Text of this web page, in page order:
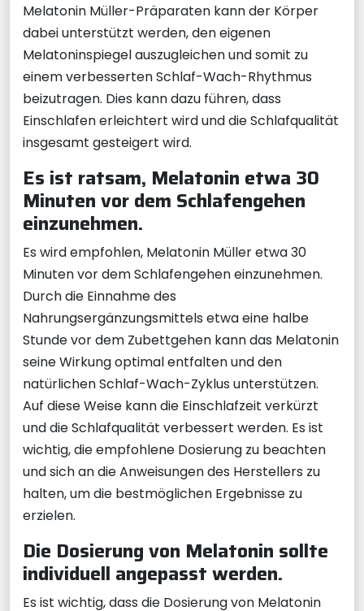
Melatonin Müller-Präparaten kann der Körper
dabei unterstützt werden, den eigenen
Melatoninspiegel auszugleichen und somit zu
einem verbesserten Schlaf-Wach-Rhythmus
beizutragen. Dies kann dazu führen, dass
Einschlafen erleichtert wird und die Schlafqualität
insgesamt gesteigert wird.
Es ist ratsam, Melatonin etwa 30
Minuten vor dem Schlafengehen
einzunehmen.
Es wird empfohlen, Melatonin Müller etwa 30
Minuten vor dem Schlafengehen einzunehmen.
Durch die Einnahme des
Nahrungsergänzungsmittels etwa eine halbe
Stunde vor dem Zubettgehen kann das Melatonin
seine Wirkung optimal entfalten und den
natürlichen Schlaf-Wach-Zyklus unterstützen.
Auf diese Weise kann die Einschlafzeit verkürzt
und die Schlafqualität verbessert werden. Es ist
wichtig, die empfohlene Dosierung zu beachten
und sich an die Anweisungen des Herstellers zu
halten, um die bestmöglichen Ergebnisse zu
erzielen.
Die Dosierung von Melatonin sollte
individuell angepasst werden.
Es ist wichtig, dass die Dosierung von Melatonin